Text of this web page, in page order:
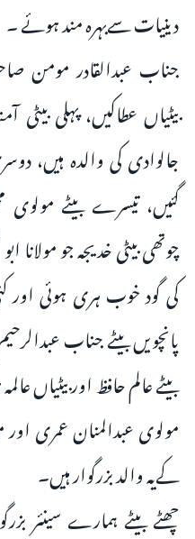
دینیات سےبہرہ مند ہوئے ۔
جناب عبدالقادر مومن
بیٹیاں عطاکیں، پہلی
جالوادی کی والدہ ہیں،
گئیں، تیسرے بیٹے مولوی
چوتھی بیٹی خدیجہ جو مولانا
کی گود خوب ہری ہوئی اور
پانچویں بیٹے جناب
بیٹے عالم حافظ اور بیٹیاں
مولوی عبدالمنان عمری
کےیہ والد بزرگوار ہیں۔
چھٹے بیٹے ہمارے سینئر